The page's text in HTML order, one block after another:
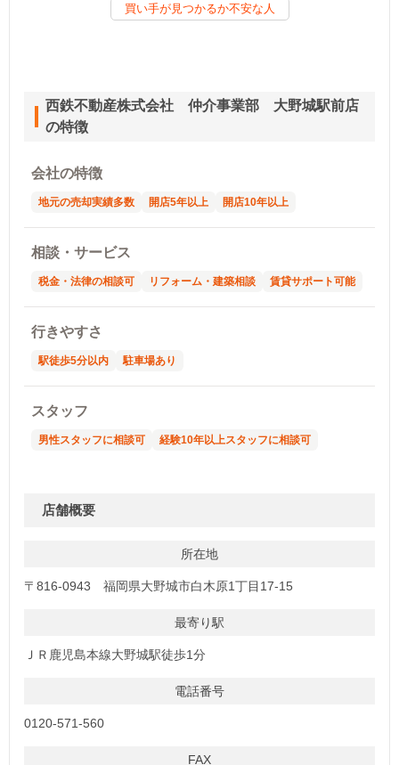
買い手が見つかるか不安な人
西鉄不動産株式会社 仲介事業部 大野城駅前店
の特徴
会社の特徴
地元の売却実績多数 開店5年以上 開店10年以上
相談・サービス
税金・法律の相談可 リフォーム・建築相談 賃貸サポート可能
行きやすさ
駅徒歩5分以内 駐車場あり
スタッフ
男性スタッフに相談可 経験10年以上スタッフに相談可
店舗概要
所在地
〒816-0943 福岡県大野城市白木原1丁目17-15
最寄り駅
ＪＲ鹿児島本線大野城駅徒歩1分
電話番号
0120-571-560
FAX